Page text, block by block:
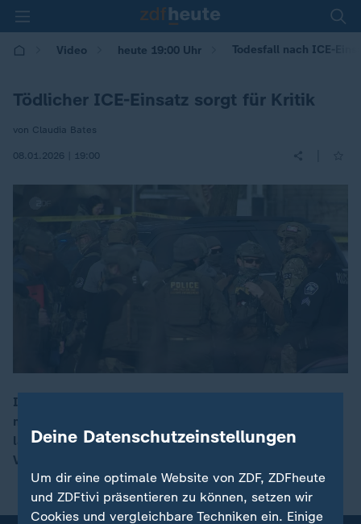
Video heute 19:00 Uhr Todesfall nach ICE-
Tödlicher ICE-Einsatz sorgt für Kritik
von Claudia Bates
08.01.2026 | 19:00
00:17
In Minnesota erschoss ein ICE-Beamter eine Frau, die
mit ihrem Auto die Straße blockierte. Der Vorfall löst
landesweit Empörung und scharfe Debatten über das
Vorgehen der Behörde aus.
Deine Datenschutzeinstellungen
Um dir eine optimale Website von ZDF, ZDFheute
und ZDFtivi präsentieren zu können, setzen wir
Cookies und vergleichbare Techniken ein. Einige